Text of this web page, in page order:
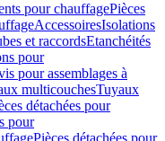
pour chauffagePièces
AccessoiresIsolations
et raccordsEtanchéités
pour
pour assemblages à
multicouchesTuyaux
détachées pour
pour
Pièces détachées pour